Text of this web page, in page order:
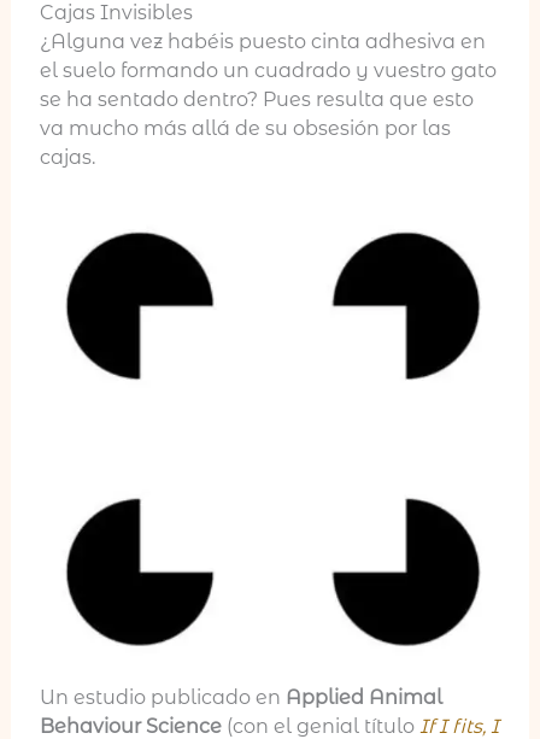
Cajas Invisibles
¿Alguna vez habéis puesto cinta adhesiva en
el suelo formando un cuadrado y vuestro gato
se ha sentado dentro? Pues resulta que esto
va mucho más allá de su obsesión por las
cajas.
Un estudio publicado en Applied Animal
Behaviour Science(con el genial título If I fits, I